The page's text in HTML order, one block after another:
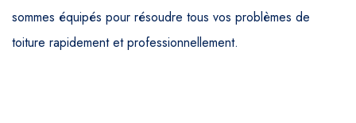
sommes équipés pour résoudre tous vos problèmes de
toiture rapidement et professionnellement.